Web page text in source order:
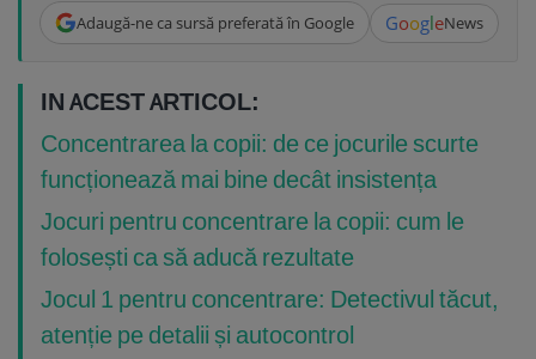
Adaugă-ne ca sursă preferată în Google GoogleNews
IN ACEST ARTICOL:
Concentrarea la copii: de ce jocurile scurte
funcționează mai bine decât insistența
Jocuri pentru concentrare la copii: cum le
folosești ca să aducă rezultate
Jocul 1 pentru concentrare: Detectivul tăcut,
atenție pe detalii și autocontrol